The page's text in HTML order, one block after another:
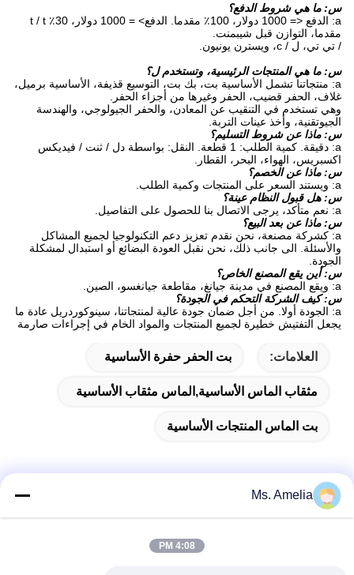
س: ما هي شروط الدفع؟
a: الدفع <= 1000 دولار، 100٪ مقدما. الدفع> = 1000 دولار، 30٪ t / t
مقدما، التوازن قبل شيبمنت.
/ تي تي، ل / c، ويسترن يونيون.
س: ما هي المنتجات الرئيسية، وتستخدم ل؟
a: منتجاتنا تشمل الأساسية بت، بك بت، التوسيع قذيفة، الأساسية برميل،
غلاف، الحفر قضيب، الحفر وغيرها من أجزاء الحفر.
وهي تستخدم في التنقيب عن المعادن، والحفر الجيولوجي، والهندسة
الجيوتقنية، وأخذ عينات التربة.
س: ماذا عن شروط التسليم؟
a: دقيقة. كمية الطلب: 1 قطعة. النقل: بواسطة دل / ثنت / فيديكس
اكسبريس، الهواء، البحر، القطار.
س: ماذا عن الخصم؟
a: ويستند السعر على المنتجات وكمية الطلب.
س: هل قبول النظام عينة؟
a: نعم متأكد، يرجى الاتصال بنا للحصول على التفاصيل.
س: ماذا عن بعد البيع؟
a: كشركة مصنعة، نحن نقدم تعزيز دعم التكنولوجيا لجميع المشاكل
والأسئلة. الى جانب ذلك، نحن نقبل العودة البضائع أو استبدال لمشكلة
الجودة.
س: أين يقع المصنع الخاص؟
a: ويقع المصنع في مدينة جيانغ، مقاطعة جيانغسو، الصين.
س: كيف الشركة التحكم في الجودة؟
a: الجودة أولا. من أجل ضمان جودة عالية لمنتجاتنا، سينوكوردريل عادة ما
يجعل التفتيش خطيرة لجميع المنتجات والمواد الخام في إجراءات صارمة
العلامات: بت الحفر حفرة الأساسية
مثقاب الماس الأساسية,الماس مثقاب الأساسية
بت الماس المنتجات الأساسية
Ms. Amelia
4:08 PM